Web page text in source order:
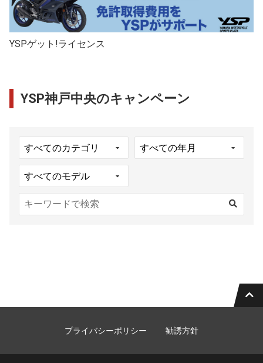
YSPゲット!ライセンス
YSP神戸中央のキャンペーン
プライバシーポリシー 勧誘方針